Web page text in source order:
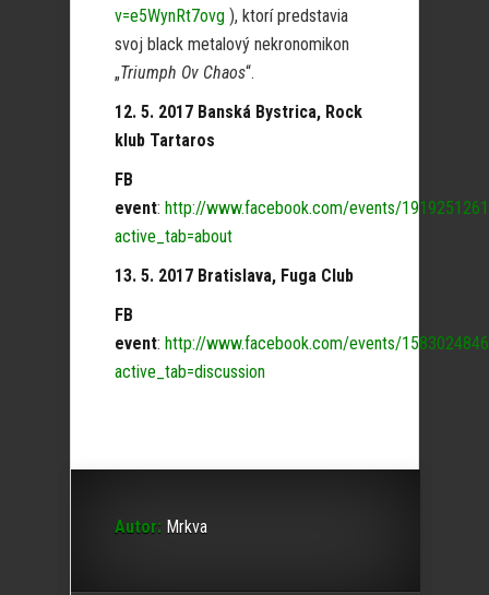
v=e5WynRt7ovg ), ktorí predstavia
svoj black metalový nekronomikon
„Triumph Ov Chaos“.
12. 5. 2017 Banská Bystrica, Rock
klub Tartaros
FB
event: http://www.facebook.com/events/
active_tab=about
13. 5. 2017 Bratislava, Fuga Club
FB
event: http://www.facebook.com/events/
active_tab=discussion
Autor: Mrkva